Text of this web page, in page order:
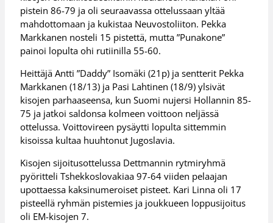
pistein 86-79 ja oli seuraavassa ottelussaan yltää
mahdottomaan ja kukistaa Neuvostoliiton. Pekka
Markkanen nosteli 15 pistettä, mutta ”Punakone”
painoi lopulta ohi rutiinilla 55-60.
Heittäjä Antti ”Daddy” Isomäki (21p) ja sentterit Pekka
Markkanen (18/13) ja Pasi Lahtinen (18/9) ylsivät
kisojen parhaaseensa, kun Suomi nujersi Hollannin 85-
75 ja jatkoi saldonsa kolmeen voittoon neljässä
ottelussa. Voittovireen pysäytti lopulta sittemmin
kisoissa kultaa huuhtonut Jugoslavia.
Kisojen sijoitusottelussa Dettmannin rytmiryhmä
pyöritteli Tshekkoslovakiaa 97-64 viiden pelaajan
upottaessa kaksinumeroiset pisteet. Kari Linna oli 17
pisteellä ryhmän pistemies ja joukkueen loppusijoitus
oli EM-kisojen 7.